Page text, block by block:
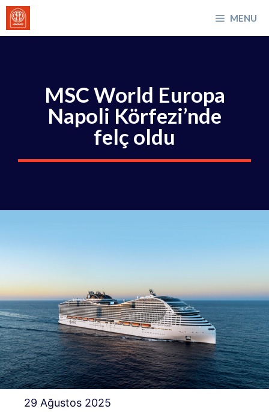
İçeriğe
atla
MENU
MSC World Europa
Napoli Körfezi’nde
felç oldu
29 Ağustos 2025